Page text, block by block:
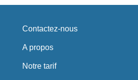
Contactez-nous
A propos
Notre tarif